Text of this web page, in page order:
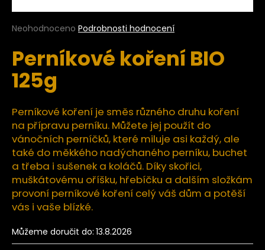
Průměrné
produktu
je
0,0
hvězdiček.
Neohodnoceno Podrobnosti hodnocení
Perníkové koření BIO
125g
Perníkové koření je směs různého druhu koření
na přípravu perníku. Můžete jej použít do
vánočních perníčků, které miluje asi každý, ale
také do měkkého nadýchaného perníku, buchet
a třeba i sušenek a koláčů. Díky skořici,
muškátovému oříšku, hřebíčku a dalším složkám
provoní perníkové koření celý váš dům a potěší
vás i vaše blízké.
Můžeme doručit do: 13.8.2026
a
j
t
?
HLEDAT
D
o
p
o
r